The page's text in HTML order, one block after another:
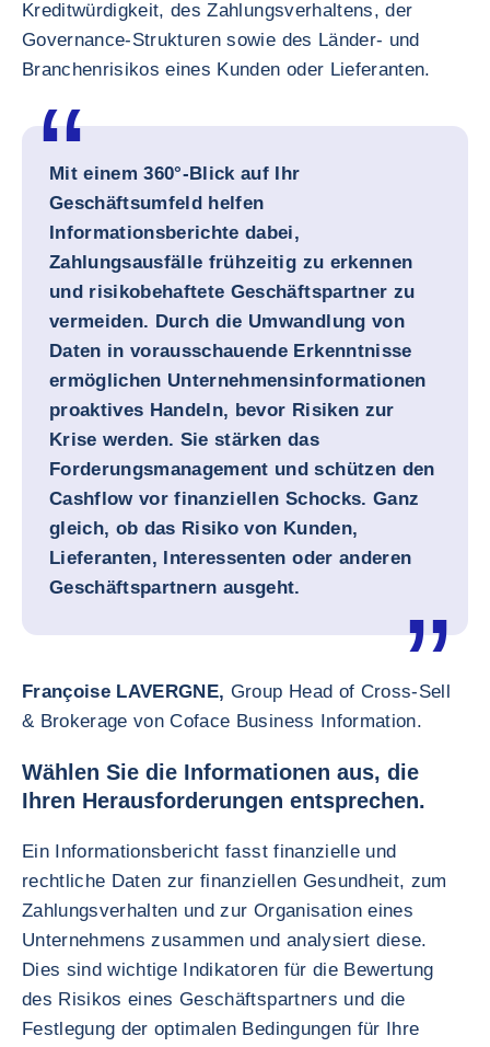
Kreditwürdigkeit, des Zahlungsverhaltens, der
Governance-Strukturen sowie des Länder- und
Branchenrisikos eines Kunden oder Lieferanten.
Mit einem 360°-Blick auf Ihr
Geschäftsumfeld helfen
Informationsberichte dabei,
Zahlungsausfälle frühzeitig zu erkennen
und risikobehaftete Geschäftspartner zu
vermeiden. Durch die Umwandlung von
Daten in vorausschauende Erkenntnisse
ermöglichen Unternehmensinformationen
proaktives Handeln, bevor Risiken zur
Krise werden. Sie stärken das
Forderungsmanagement und schützen den
Cashflow vor finanziellen Schocks. Ganz
gleich, ob das Risiko von Kunden,
Lieferanten, Interessenten oder anderen
Geschäftspartnern ausgeht.
Françoise LAVERGNE, Group Head of Cross-Sell
& Brokerage von Coface Business Information.
Wählen Sie die Informationen aus, die
Ihren Herausforderungen entsprechen.
Ein Informationsbericht fasst finanzielle und
rechtliche Daten zur finanziellen Gesundheit, zum
Zahlungsverhalten und zur Organisation eines
Unternehmens zusammen und analysiert diese.
Dies sind wichtige Indikatoren für die Bewertung
des Risikos eines Geschäftspartners und die
Festlegung der optimalen Bedingungen für Ihre